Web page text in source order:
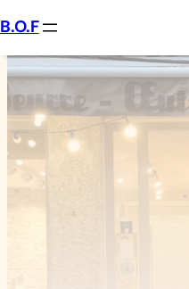
Aller
au
contenu
B.O.F